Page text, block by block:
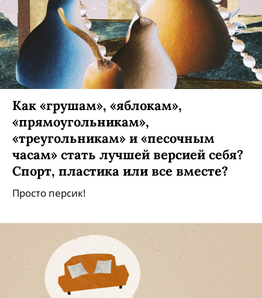
Как «грушам», «яблокам»,
«прямоугольникам»,
«треугольникам» и «песочным
часам» стать лучшей версией себя?
Спорт, пластика или все вместе?
Просто персик!